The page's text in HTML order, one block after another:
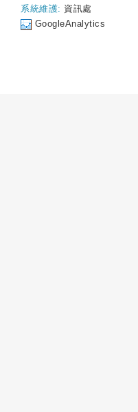
系統維護: 資訊處
GoogleAnalytics